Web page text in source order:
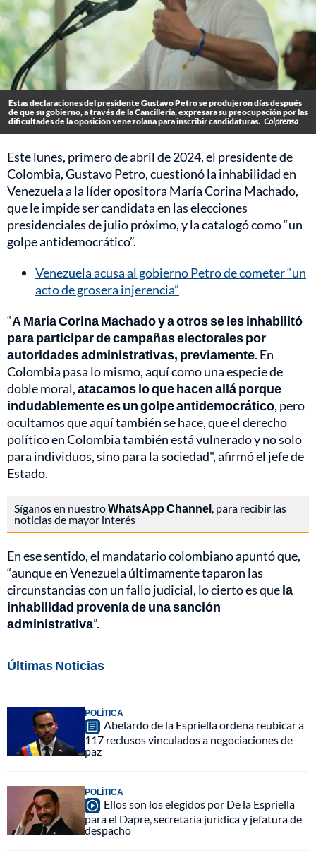
Estas declaraciones del presidente Gustavo Petro se produjeron días después
de que su gobierno, a través de la Cancillería, expresara su preocupación por las
dificultades de la oposición venezolana para inscribir candidaturas. Colprensa
Este lunes, primero de abril de 2024, el presidente de
Colombia, Gustavo Petro, cuestionó la inhabilidad en
Venezuela a la líder opositora María Corina Machado,
que le impide ser candidata en las elecciones
presidenciales de julio próximo, y la catalogó como “un
golpe antidemocrático”.
Venezuela acusa al gobierno Petro de cometer “un
acto de grosera injerencia”
“A María Corina Machado y a otros se les inhabilitó
para participar de campañas electorales por
autoridades administrativas, previamente. En
Colombia pasa lo mismo, aquí como una especie de
doble moral,atacamos lo que hacen allá porque
indudablemente es un golpe antidemocrático, pero
ocultamos que aquí también se hace, que el derecho
político en Colombia también está vulnerado y no solo
para individuos, sino para la sociedad", afirmó el jefe de
Estado.
Síganos en nuestroWhatsApp Channel, para recibir las
noticias de mayor interés
En ese sentido, el mandatario colombiano apuntó que,
“aunque en Venezuela últimamente taparon las
circunstancias con un fallo judicial, lo cierto es quela
inhabilidad provenía de una sanción
administrativa”.
Últimas Noticias
POLÍTICA
Abelardo de la Espriella ordena reubicar a
117 reclusos vinculados a negociaciones de
paz
POLÍTICA
Ellos son los elegidos por De la Espriella
para el Dapre, secretaría jurídica y jefatura de
despacho